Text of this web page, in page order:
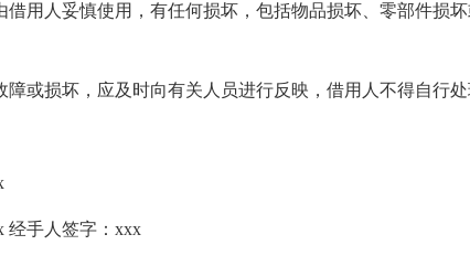
借用人妥慎使用，有任何损坏，包括物品损坏、零部件损
障或损坏，应及时向有关人员进行反映，借用人不得自行处
经手人签字：xxx